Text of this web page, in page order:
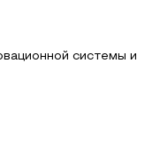
системы и